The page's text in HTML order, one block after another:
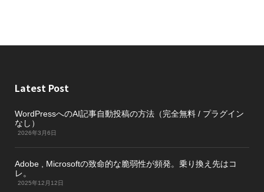
Latest Post
WordPressへのAI記事自動投稿の方法（完全無料 / プラグイン
なし）
2026年3月6日
Adobe , Microsoftの致命的な脆弱性が頻発。乗り換え先はコ
レ。
2025年12月12日